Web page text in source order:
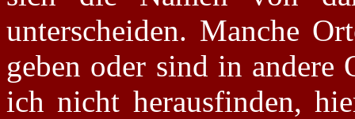
unterscheiden. Manche
geben oder sind in andere
ich nicht herausfinden,